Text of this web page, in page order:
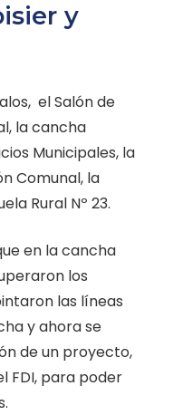
y
el Salón de
la cancha
Municipales, la
Comunal, la
Rural Nº 23.
en la cancha
los
las líneas
y ahora se
de un proyecto,
FDI, para poder